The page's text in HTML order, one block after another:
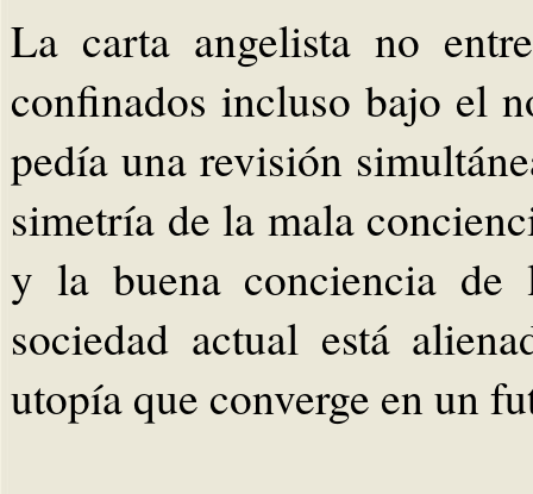
La carta angelista no
confinados incluso bajo el
pedía una revisión
simetría de la mala
y la buena conciencia
sociedad actual está
utopía que converge en un